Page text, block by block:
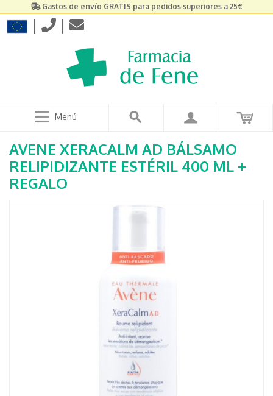
Gastos de envío GRATIS para pedidos superiores a 25€
| |
Menú
AVENE XERACALM AD BÁLSAMO
RELIPIDIZANTE ESTÉRIL 400 ML +
REGALO